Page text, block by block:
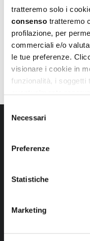
tratteremo solo i
consenso tratteremo
profilazione, per
commerciali e/o
le tue preferenze.
visionare i cookie in
funzionalità, i soggetti
Cookie Policy
, dove
modificare le tue
tuoi consensi anche
presente su ogni pagina
delNecessari
Preferenze
Statistiche
Marketing
urban.
Una storia di
certezza per Re-
elegante ed
collezione